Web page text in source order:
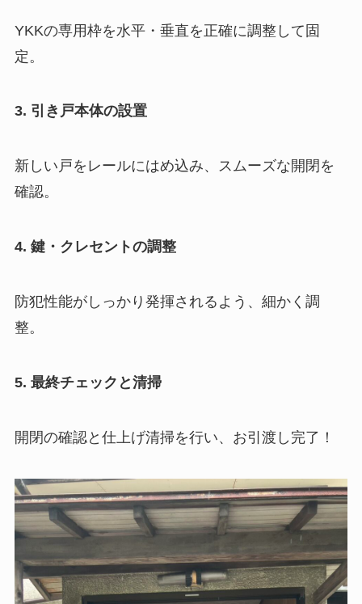
YKKの専用枠を水平・垂直を正確に調整して固
定。
3. 引き戸本体の設置
新しい戸をレールにはめ込み、スムーズな開閉を
確認。
4. 鍵・クレセントの調整
防犯性能がしっかり発揮されるよう、細かく調
整。
5. 最終チェックと清掃
開閉の確認と仕上げ清掃を行い、お引渡し完了！